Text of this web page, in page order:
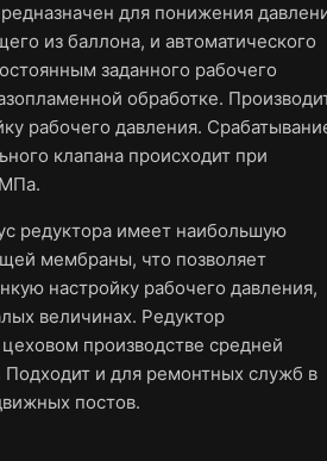
для понижения
из баллона, и автоматического
заданного рабочего
обработке.
рабочего давления.
клапана происходит при
редуктора имеет наибольшую
мембраны, что позволяет
настройку рабочего давления,
величинах. Редуктор
цеховом производстве средней
Подходит и для ремонтных служб в
постов.